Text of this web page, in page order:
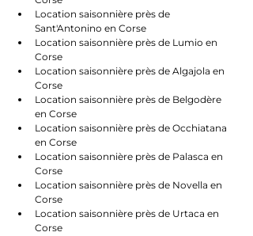
Location saisonnière près de
Sant'Antonino en Corse
Location saisonnière près de Lumio en
Corse
Location saisonnière près de Algajola en
Corse
Location saisonnière près de Belgodère
en Corse
Location saisonnière près de Occhiatana
en Corse
Location saisonnière près de Palasca en
Corse
Location saisonnière près de Novella en
Corse
Location saisonnière près de Urtaca en
Corse